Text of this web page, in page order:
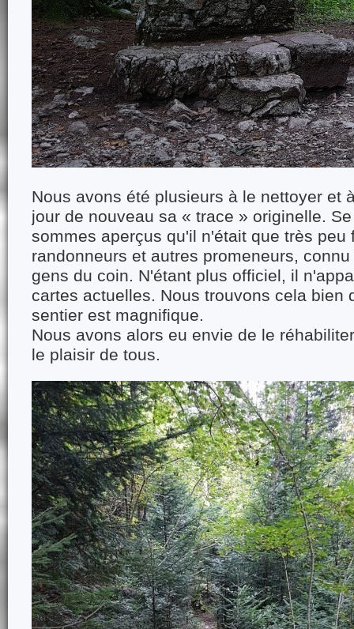
Nous avons été plusieurs à le nettoyer et
jour de nouveau sa « trace » originelle.
sommes aperçus qu'il n'était que très peu
randonneurs et autres promeneurs,
gens du coin. N'étant plus officiel, il
cartes actuelles. Nous trouvons cela bien
sentier est magnifique.
Nous avons alors eu envie de le
le plaisir de tous.